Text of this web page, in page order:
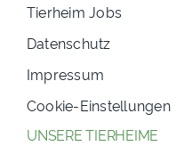
Tierheim Jobs
Datenschutz
Impressum
Cookie-Einstellungen
UNSERE TIERHEIME